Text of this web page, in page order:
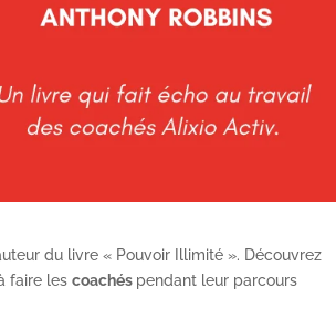
du livre « Pouvoir Illimité ». Découvrez
faire lescoachés pendant leur parcours